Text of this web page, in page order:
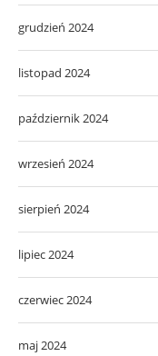
grudzień 2024
listopad 2024
październik 2024
wrzesień 2024
sierpień 2024
lipiec 2024
czerwiec 2024
maj 2024